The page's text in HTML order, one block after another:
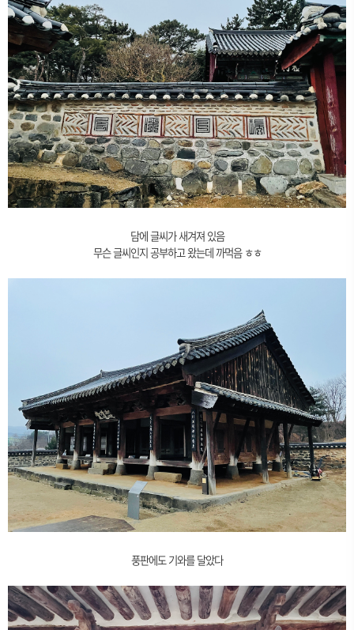
담에 글씨가 새겨져 있음
무슨 글씨인지 공부하고 왔는데 까먹음 ㅎㅎ
풍판에도 기와를 달았다